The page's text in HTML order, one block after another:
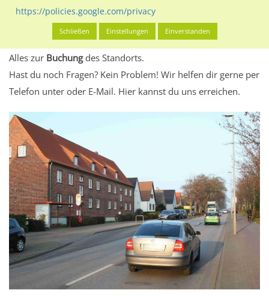
eventuelle Beschränkungen in den zugelassenen
Werbeinhalten informieren.
Alles klar? Dann findest du direkt im unteren Teil dieser Seite
Alles zur Buchungdes Standorts.
Hast du noch Fragen? Kein Problem! Wir helfen dir gerne per
Telefon unter oder E-Mail. Hier kannst du uns erreichen.
https://policies.google.com/privacy
Schließen Einstellungen Einverstanden